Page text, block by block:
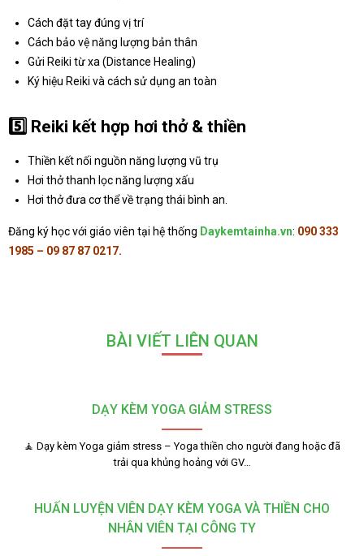
Cách đặt tay đúng vị trí
Cách bảo vệ năng lượng bản thân
Gửi Reiki từ xa (Distance Healing)
Ký hiệu Reiki và cách sử dụng an toàn
5️⃣ Reiki kết hợp hơi thở & thiền
Thiền kết nối nguồn năng lượng vũ trụ
Hơi thở thanh lọc năng lượng xấu
Hơi thở đưa cơ thể về trạng thái bình an.
Đăng ký học với giáo viên tại hệ thống Daykemtainha.vn: 090 333
1985 – 09 87 87 0217.
BÀI VIẾT LIÊN QUAN
DẠY KÈM YOGA GIẢM STRESS
🧘 Dạy kèm Yoga giảm stress – Yoga thiền cho người đang hoặc đã
trải qua khủng hoảng với GV…
HUẤN LUYỆN VIÊN DẠY KÈM YOGA VÀ THIỀN CHO
NHÂN VIÊN TẠI CÔNG TY